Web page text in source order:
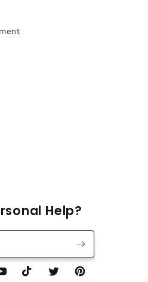
Help?
TikTok TwitterPinterest